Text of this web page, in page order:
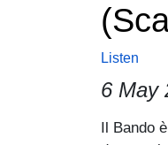
Listen
6 May
Paragrafo
Il Bando